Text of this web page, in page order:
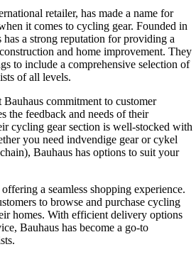
retailer, has made a name for
it comes to cycling gear. Founded in
a strong reputation for providing a
and home improvement. They
to include a comprehensive selection of
of all levels.
commitment to customer
the feedback and needs of their
cycling gear section is well-stocked with
you need indvendige gear or cykel
Bauhaus has options to suit your
a seamless shopping experience.
to browse and purchase cycling
homes. With efficient delivery options
Bauhaus has become a go-to